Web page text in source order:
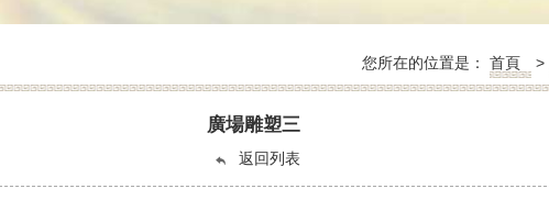
您所在的位置是： 首頁 >
廣場雕塑三
返回列表